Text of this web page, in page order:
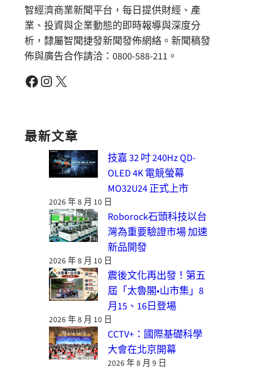
智經濟商業新聞平台，每日提供財經、產
業、投資與企業動態的即時報導與深度分
析，隸屬智聞捷發新聞發佈網絡。新聞稿發
佈與廣告合作請洽：0800-588-211。
Facebook Instagram X
最新文章
技嘉 32 吋 240Hz QD-
OLED 4K 電競螢幕
MO32U24 正式上市
2026 年 8 月 10 日
Roborock石頭科技以台
灣為重要驗證市場 加速
新品開發
2026 年 8 月 10 日
震後文化再出發！第五
屆「太魯閣•山市集」8
月15、16日登場
2026 年 8 月 10 日
CCTV+：國際基礎科學
大會在北京開幕
2026 年 8 月 9 日